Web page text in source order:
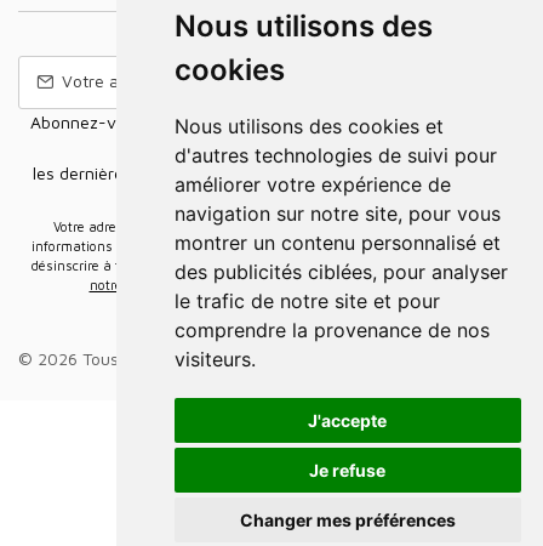
Nous utilisons des
cookies
Nous utilisons des cookies et
d'autres technologies de suivi pour
améliorer votre expérience de
navigation sur notre site, pour vous
montrer un contenu personnalisé et
des publicités ciblées, pour analyser
le trafic de notre site et pour
comprendre la provenance de nos
visiteurs.
J'accepte
Je refuse
Changer mes préférences
Abonnez-vous à notre Newsletter pour recevoir nos nouvelles
offres,
les dernières nouvelles, des informations sur les ventes et les
promotions.
Votre adresse e-mail sera uniquement utilisée pour vous envoyer des
informations sur les actualités relatives au groupe Elidia. Vous pouvez vous
désinscrire à tout moment. Pour plus d’informations, cliquez ici Retrouvez ici
notre politique de protection de vos données personnelles.
© 2026 Tous droits réservés.Groupe Elidia